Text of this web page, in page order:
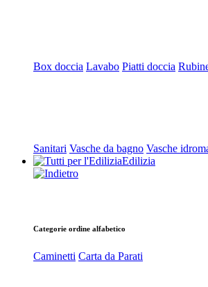
Box doccia Lavabo Piatti doccia
Sanitari Vasche da bagno Vasche
Edilizia
Categorie ordine alfabetico
Caminetti Carta da Parati